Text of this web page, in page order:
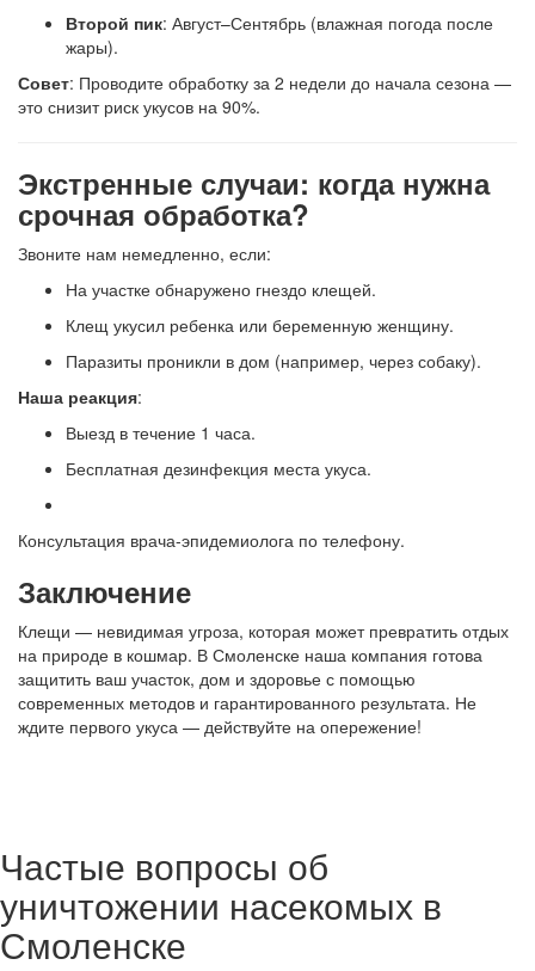
Второй пик: Август–Сентябрь (влажная погода после
жары).
Совет: Проводите обработку за 2 недели до начала сезона —
это снизит риск укусов на 90%.
Экстренные случаи: когда нужна
срочная обработка?
Звоните нам немедленно, если:
На участке обнаружено гнездо клещей.
Клещ укусил ребенка или беременную женщину.
Паразиты проникли в дом (например, через собаку).
Наша реакция:
Выезд в течение 1 часа.
Бесплатная дезинфекция места укуса.
Консультация врача-эпидемиолога по телефону.
Заключение
Клещи — невидимая угроза, которая может превратить отдых
на природе в кошмар. В Смоленске наша компания готова
защитить ваш участок, дом и здоровье с помощью
современных методов и гарантированного результата. Не
ждите первого укуса — действуйте на опережение!
Частые вопросы об
уничтожении насекомых в
Смоленске